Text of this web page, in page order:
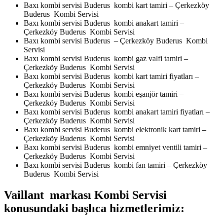
Baxı kombi servisi Buderus kombi kart tamiri – Çerkezköy
Buderus Kombi Servisi
Baxı kombi servisi Buderus kombi anakart tamiri –
Çerkezköy Buderus Kombi Servisi
Baxı kombi servisi Buderus – Çerkezköy Buderus Kombi
Servisi
Baxı kombi servisi Buderus kombi gaz valfi tamiri –
Çerkezköy Buderus Kombi Servisi
Baxı kombi servisi Buderus kombi kart tamiri fiyatları –
Çerkezköy Buderus Kombi Servisi
Baxı kombi servisi Buderus kombi eşanjör tamiri –
Çerkezköy Buderus Kombi Servisi
Baxı kombi servisi Buderus kombi anakart tamiri fiyatları –
Çerkezköy Buderus Kombi Servisi
Baxı kombi servisi Buderus kombi elektronik kart tamiri –
Çerkezköy Buderus Kombi Servisi
Baxı kombi servisi Buderus kombi emniyet ventili tamiri –
Çerkezköy Buderus Kombi Servisi
Baxı kombi servisi Buderus kombi fan tamiri – Çerkezköy
Buderus Kombi Servisi
Vaillant markası Kombi Servisi
konusundaki başlıca hizmetlerimiz: